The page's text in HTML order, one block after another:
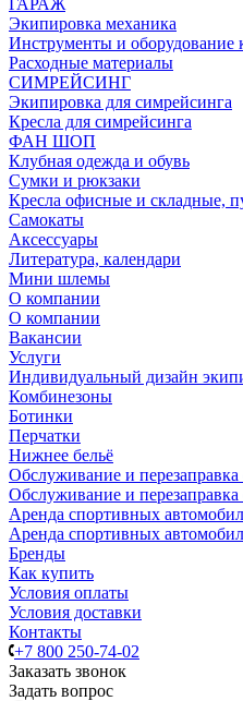
ГАРАЖ
Экипировка механика
Инструменты и оборудование
Расходные материалы
СИМРЕЙСИНГ
Экипировка для симрейсинга
Кресла для симрейсинга
ФАН ШОП
Клубная одежда и обувь
Сумки и рюкзаки
Кресла офисные и складные,
Самокаты
Аксессуары
Литература, календари
Мини шлемы
О компании
О компании
Вакансии
Услуги
Индивидуальный дизайн
Комбинезоны
Ботинки
Перчатки
Нижнее бельё
Обслуживание и
Обслуживание и
Аренда спортивных
Аренда спортивных
Бренды
Как купить
Условия оплаты
Условия доставки
Контакты
+7 800 250-74-02
Заказать звонок
Задать вопрос